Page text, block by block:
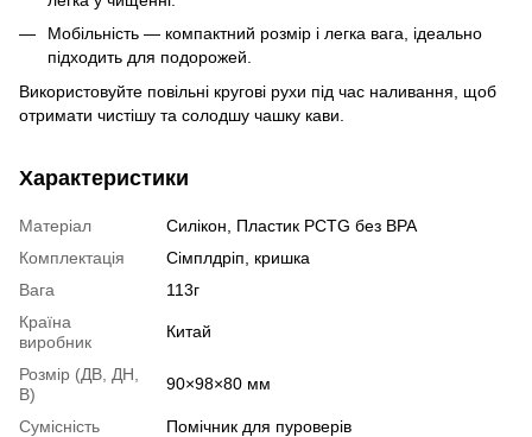
Мобільність — компактний розмір і легка вага, ідеально
підходить для подорожей.
Використовуйте повільні кругові рухи під час наливання, щоб
отримати чистішу та солодшу чашку кави.
Характеристики
Матеріал
Силікон, Пластик PCTG без BPA
Комплектація
Сімплдріп, кришка
Вага
113г
Країна
виробник
Китай
Розмір (ДВ, ДН,
В)
90×98×80 мм
Сумісність
Помічник для пуроверів